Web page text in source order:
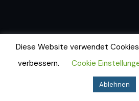
Diese Website verwendet
verbessern.
Cookie
Ablehnen